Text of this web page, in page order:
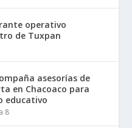
operativo
de Tuxpan
asesorías de
en Chacoaco para
educativo
8